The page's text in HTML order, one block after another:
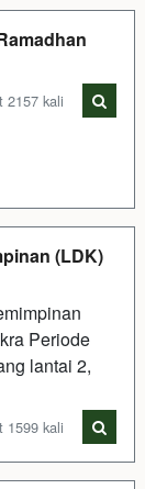
2157 kali
(LDK)
Periode
lantai 2,
1599 kali